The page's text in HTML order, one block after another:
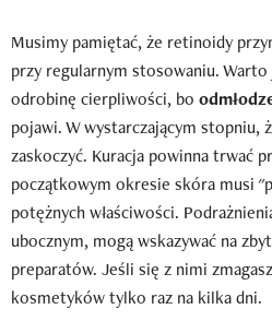
Musimy pamiętać, że retinoidy
przy regularnym stosowaniu. Warto
odrobinę cierpliwości, bo
pojawi. W wystarczającym stopniu,
zaskoczyć. Kuracja powinna trwać
początkowym okresie skóra musi
potężnych właściwości.
ubocznym, mogą wskazywać na
preparatów. Jeśli się z nimi
kosmetyków tylko raz na kilka dni.